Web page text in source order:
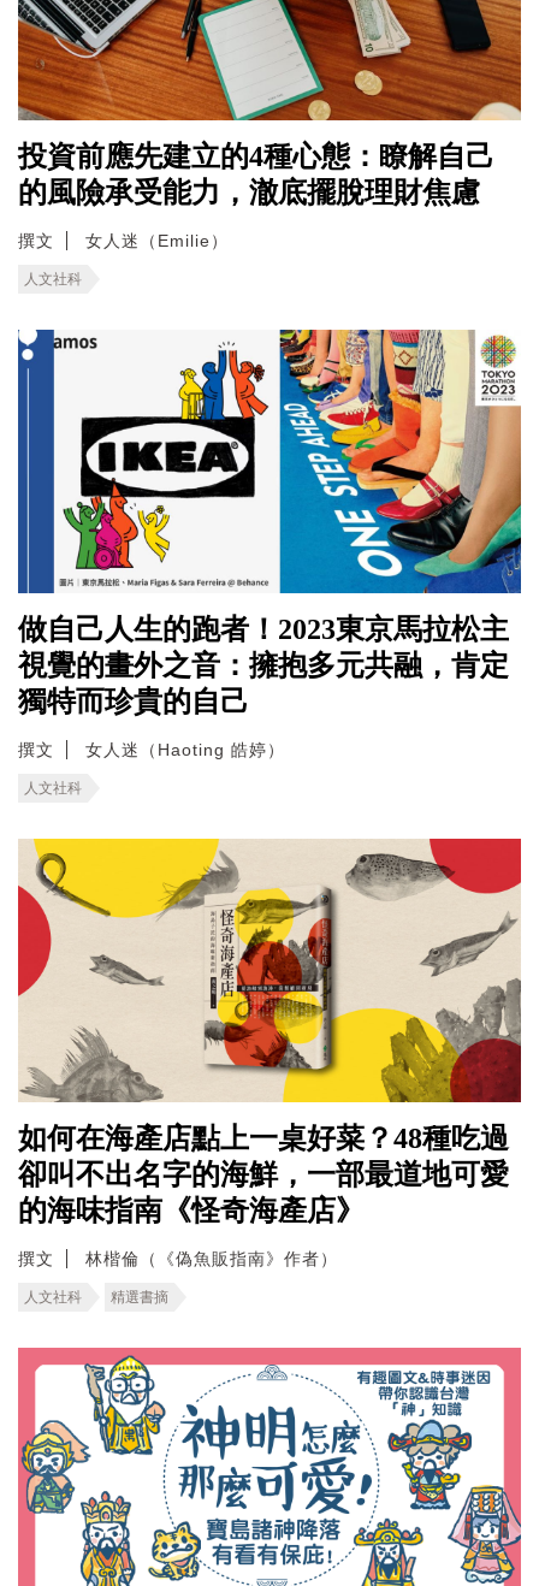
投資前應先建立的4種心態：瞭解自己
的風險承受能力，澈底擺脫理財焦慮
撰文 女人迷（Emilie）
人文社科
做自己人生的跑者！2023東京馬拉松主
視覺的畫外之音：擁抱多元共融，肯定
獨特而珍貴的自己
撰文 女人迷（Haoting 皓婷）
人文社科
如何在海產店點上一桌好菜？48種吃過
卻叫不出名字的海鮮，一部最道地可愛
的海味指南《怪奇海產店》
撰文 林楷倫（《偽魚販指南》作者）
人文社科 精選書摘